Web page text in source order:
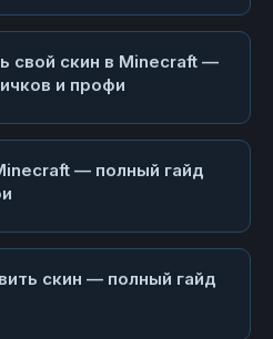
свой скин в Minecraft —
и профи
— полный гайд
скин — полный гайд